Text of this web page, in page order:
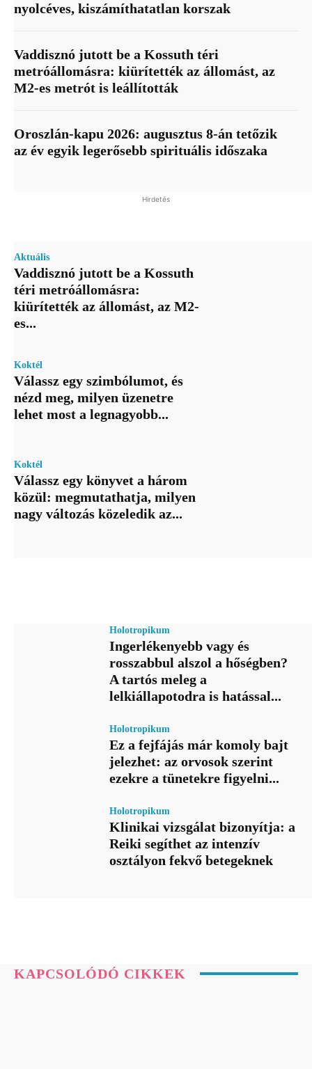
nyolcéves, kiszámíthatatlan korszak
Vaddisznó jutott be a Kossuth téri
metróállomásra: kiürítették az állomást, az
M2-es metrót is leállították
Oroszlán-kapu 2026: augusztus 8-án tetőzik
az év egyik legerősebb spirituális időszaka
Hirdetés
Aktuális
Vaddisznó jutott be a Kossuth
téri metróállomásra:
kiürítették az állomást, az M2-
es...
Koktél
Válassz egy szimbólumot, és
nézd meg, milyen üzenetre
lehet most a legnagyobb...
Koktél
Válassz egy könyvet a három
közül: megmutathatja, milyen
nagy változás közeledik az...
Holotropikum
Ingerlékenyebb vagy és
rosszabbul alszol a hőségben?
A tartós meleg a
lelkiállapotodra is hatással...
Holotropikum
Ez a fejfájás már komoly bajt
jelezhet: az orvosok szerint
ezekre a tünetekre figyelni...
Holotropikum
Klinikai vizsgálat bizonyítja: a
Reiki segíthet az intenzív
osztályon fekvő betegeknek
KAPCSOLÓDÓ CIKKEK